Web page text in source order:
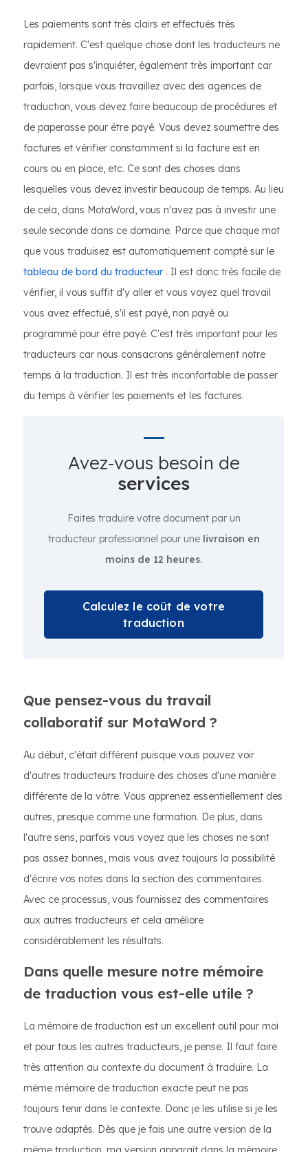
Les paiements sont très clairs et effectués très
rapidement. C'est quelque chose dont les traducteurs ne
devraient pas s'inquiéter, également très important car
parfois, lorsque vous travaillez avec des agences de
traduction, vous devez faire beaucoup de procédures et
de paperasse pour être payé. Vous devez soumettre des
factures et vérifier constamment si la facture est en
cours ou en place, etc. Ce sont des choses dans
lesquelles vous devez investir beaucoup de temps. Au lieu
de cela, dans MotaWord, vous n'avez pas à investir une
seule seconde dans ce domaine. Parce que chaque mot
que vous traduisez est automatiquement compté sur le
tableau de bord du traducteur . Il est donc très facile de
vérifier, il vous suffit d'y aller et vous voyez quel travail
vous avez effectué, s'il est payé, non payé ou
programmé pour être payé. C'est très important pour les
traducteurs car nous consacrons généralement notre
temps à la traduction. Il est très inconfortable de passer
du temps à vérifier les paiements et les factures.
Avez-vous besoin de
services
Faites traduire votre document par un
traducteur professionnel pour une livraison en
moins de 12 heures.
Calculez le coût de votre
traduction
Que pensez-vous du travail
collaboratif sur MotaWord ?
Au début, c'était différent puisque vous pouvez voir
d'autres traducteurs traduire des choses d'une manière
différente de la vôtre. Vous apprenez essentiellement des
autres, presque comme une formation. De plus, dans
l'autre sens, parfois vous voyez que les choses ne sont
pas assez bonnes, mais vous avez toujours la possibilité
d'écrire vos notes dans la section des commentaires.
Avec ce processus, vous fournissez des commentaires
aux autres traducteurs et cela améliore
considérablement les résultats.
Dans quelle mesure notre mémoire
de traduction vous est-elle utile ?
La mémoire de traduction est un excellent outil pour moi
et pour tous les autres traducteurs, je pense. Il faut faire
très attention au contexte du document à traduire. La
même mémoire de traduction exacte peut ne pas
toujours tenir dans le contexte. Donc je les utilise si je les
trouve adaptés. Dès que je fais une autre version de la